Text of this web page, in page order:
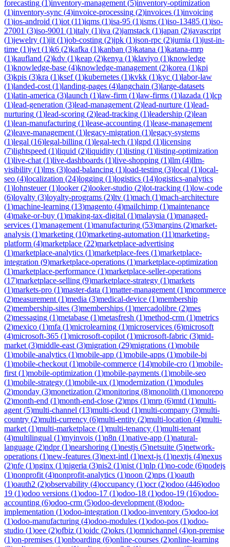
forecasting (1)inventory-management (5)inventory-optimization
(1)inventory-sync (4)invoice-processing (2)invoices (1)invoicing
(1)ios-android (1)iot (11)iqms (1)isa-95 (1)isms (1)iso-13485 (1)iso-
27001 (3)iso-9001 (1)italy (1)iva (2)jamstack (1)japan (2)javascript
(1)jewelry (1)jit (1)job-costing (2)jpk (1)json-rpc (2)jumia (1)just-in-
time (1)jwt (1)k6 (2)kafka (1)kanban (3)katana (1)katana-mrp
(1)kaufland (2)kdv (1)keap (2)kenya (1)klaviyo (1)knowledge
(1)knowledge-base (4)knowledge-management (2)korea (1)kpi
(3)kpis (3)kra (1)ksef(1)kubernetes (1)kvkk (1)kyc (1)labor-law
(1)landed-cost (1)landing-pages (4)langchain (3)large-datasets
(1)latin-america (3)launch (1)law-firm (1)law-firms (1)lazada (1)lcp
(1)lead-generation (3)lead-management (2)lead-nurture (1)lead-
nurturing (1)lead-scoring (2)lead-tracking (1)leadership (2)lean
(1)lean-manufacturing (1)lease-accounting (1)lease-management
(2)leave-management (1)legacy-migration (1)legacy-systems
(1)legal (16)legal-billing (1)legal-tech (1)lgpd (1)licensing
(7)lightspeed (1)liquid (2)liquidity (1)listing (1)listing-optimization
(1)live-chat (1)live-dashboards (1)live-shopping (1)llm (4)llm-
visibility (1)lms (3)load-balancing (1)load-testing (3)local (1)local-
seo (4)localization (24)logging (1)logistics (14)logistics-analytics
(1)lohnsteuer(1)looker(2)looker-studio (2)lot-tracking (1)low-code
(6)loyalty (3)loyalty-programs (2)ltv (1)mach (1)mach-architecture
(1)machine-learning (13)magento (4)mailchimp (1)maintenance
(4)make-or-buy (1)making-tax-digital (1)malaysia (1)managed-
services (1)management (1)manufacturing (53)margins (2)market-
analysis (1)marketing (10)marketing-automation (11)marketing-
platform (4)marketplace (22)marketplace-advertising
(1)marketplace-analytics (1)marketplace-fees (1)marketplace-
integration (9)marketplace-operations (1)marketplace-optimization
(1)marketplace-performance (1)marketplace-seller-operations
(17)marketplace-selling (9)marketplace-strategy (1)markets
(1)markets-pro (1)master-data (1)matter-management (1)mcommerce
(2)measurement (1)media (3)medical-device (1)membership
(2)membership-sites (3)memberships (1)mercadolibre (2)mes
(2)messaging (1)metabase (1)metasfresh (1)method-crm (1)metrics
(2)mexico (1)mfa (1)microlearning (1)microservices (6)microsoft
(4)microsoft-365 (1)microsoft-copilot (1)microsoft-fabric (3)mid-
market (3)middle-east (3)migration (29)migrations (1)mobile
(1)mobile-analytics (1)mobile-app (1)mobile-apps (1)mobile-bi
(1)mobile-checkout (1)mobile-commerce (14)mobile-cro (1)mobile-
first (1)mobile-optimization (1)mobile-payments (1)mobile-seo
(1)mobile-strategy (1)mobile-ux (1)modernization (1)modules
(2)monday (3)monetization (2)monitoring (8)monolith (1)monorepo
(2)month-end (1)month-end-close (2)mps (1)mrp (6)mtd (1)multi-
agent (5)multi-channel (13)multi-cloud (1)multi-company (3)multi-
country (2)multi-currency (6)multi-entity (2)multi-location (4)multi-
market (1)multi-marketplace (1)multi-tenancy (1)multi-tenant
(4)multilingual (1)myinvois (1)n8n (1)native-app (1)natural-
language (2)ndpr(1)nearshoring (1)nestjs (5)netsuite (5)network-
operations (1)new-features (3)next-intl (1)next-js (1)nextjs (4)nexus
(2)nfe (1)nginx (1)nigeria (3)nis2 (1)nist (1)nlp (1)no-code (6)nodejs
(1)nonprofit (4)nonprofit-analytics (1)noon (2)nps (1)oauth
(1)oauth2 (2)observability (4)occupancy (1)ocr(2)odoo (446)odoo
19 (1)odoo versions (1)odoo-17 (1)odoo-18 (1)odoo-19 (16)odoo-
accounting (6)odoo-crm (5)odoo-development (8)odoo-
implementation (1)odoo-integration (1)odoo-inventory (5)odoo-iot
(1)odoo-manufacturing (4)odoo-modules (1)odoo-pos (1)odoo-
studio (1)oee (2)ofbiz (1)oidc (2)okrs (1)omnichannel (4)on-premise
(1)on-premises (1)onboarding (6)online-courses (2)online-learning